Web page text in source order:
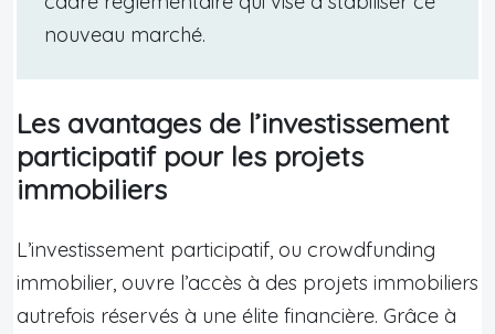
nouveau marché.
Les avantages de l’investissement
participatif pour les projets
immobiliers
L’investissement participatif, ou crowdfunding
immobilier, ouvre l’accès à des projets immobiliers
autrefois réservés à une élite financière. Grâce à